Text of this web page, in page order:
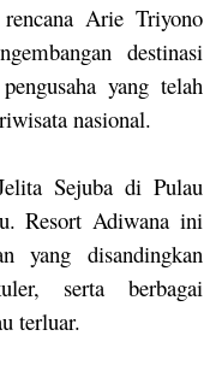
Arie Triyono
destinasi
yang telah
nasional.
Sejuba di Pulau
Resort Adiwana ini
yang disandingkan
serta berbagai
terluar.